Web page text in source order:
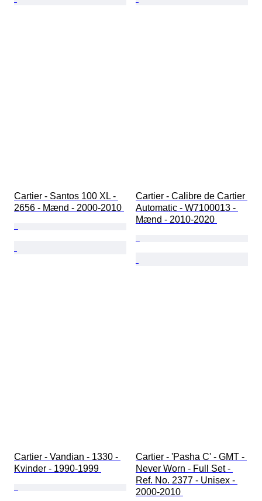
Cartier - Santos 100 XL -
2656 - Mænd - 2000-2010
Cartier - Calibre de Cartier
Automatic - W7100013 -
Mænd - 2010-2020
Cartier - Vandian - 1330 -
Kvinder - 1990-1999
Cartier - 'Pasha C' - GMT -
Never Worn - Full Set -
Ref. No. 2377 - Unisex -
2000-2010